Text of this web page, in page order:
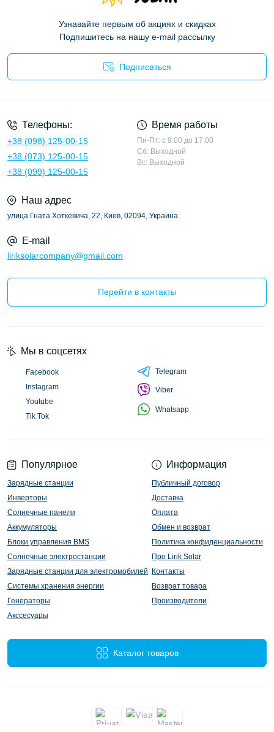
Узнавайте первым об акциях и скидках
Подпишитесь на нашу e-mail рассылку
Подписаться
Телефоны:
+38 (098) 125-00-15
+38 (073) 125-00-15
+38 (099) 125-00-15
Время работы
Пн-Пт: с 9:00 до 17:00
Сб: Выходной
Вс: Выходной
Наш адрес
улица Гната Хоткевича, 22, Киев, 02094, Украина
E-mail
liriksolarcompany@gmail.com
Перейти в контакты
Популярное
Зарядные станции
Инверторы
Солнечные панели
Аккумуляторы
Блоки управления BMS
Солнечные электростанции
Зарядные станции для электромобилей
Системы хранения энергии
Генераторы
Акссесуары
Информация
Публичный договор
Доставка
Оплата
Обмен и возврат
Политика конфиденциальности
Про Lirik Solar
Контакты
Возврат товара
Производители
Каталог товаров
Мы в соцсетях
Facebook
Instagram
Youtube
Tik Tok
Telegram
Viber
Whatsapp